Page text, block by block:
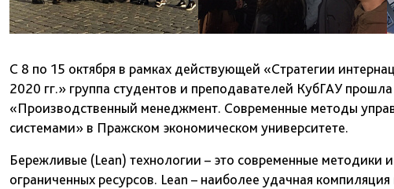
С 8 по 15 октября в рамках действующей «Стратегии
2020 гг.» группа студентов и преподавателей КубГАУ
«Производственный менеджмент. Современные методы
системами» в Пражском экономическом университете.
Бережливые (Lean) технологии – это современные методики
ограниченных ресурсов. Lean – наиболее удачная